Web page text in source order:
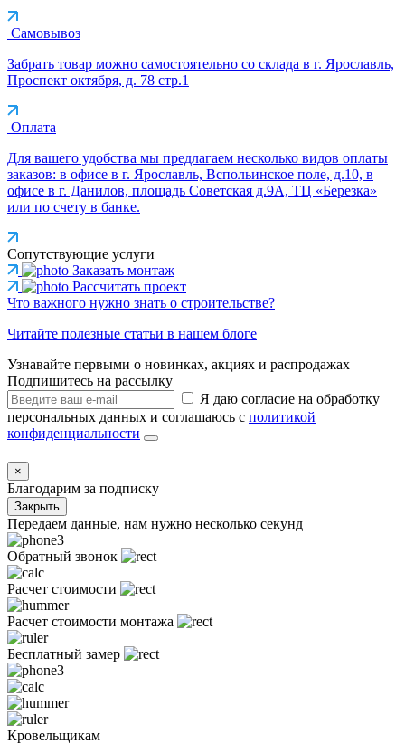
Самовывоз
Забрать товар можно самостоятельно со склада в г. Ярославль,
Проспект октября, д. 78 стр.1
Оплата
Для вашего удобства мы предлагаем несколько видов оплаты
заказов: в офисе в г. Ярославль, Вспольинское поле, д.10, в
офисе в г. Данилов, площадь Советская д.9А, ТЦ «Березка»
или по счету в банке.
Сопутствующие услуги
Заказать монтаж
Рассчитать проект
Что важного нужно знать о строительстве?
Читайте полезные статьи в нашем блоге
Узнавайте первыми о новинках, акциях и распродажах
Подпишитесь на рассылку
Я даю согласие на обработку
персональных данных и соглашаюсь с политикой
конфиденциальности
×
Благодарим за подписку
Закрыть
Передаем данные, нам нужно несколько секунд
Обратный звонок
Расчет стоимости
Расчет стоимости монтажа
Бесплатный замер
Кровельщикам